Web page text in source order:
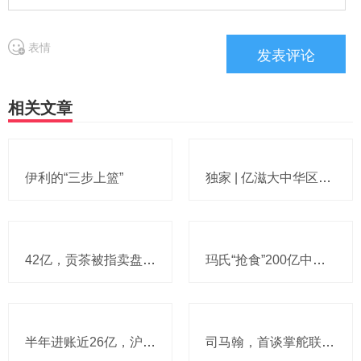
表情
相关文章
伊利的“三步上篮” 独家 | 亿滋大中华区市场与发展部“一号位”迎来新变动，曲向明将卸任
42亿，贡茶被指卖盘在即：有“新茶饮祖师爷”之称，贝恩资本拟接手 玛氏“抢食”200亿中国巧克力市场，多了个新筹码：首次引进新收购的Trü Frü，“冻干水果+巧克力”能成为零食新风口吗？
半年进账近26亿，沪上阿姨高层今天说：外卖点奶茶习惯不可逆，全年拟新开2000～3000店，咖啡杯量占比已稳在10%以上，茶瀑布对标蜜雪要改 司马翰，首谈掌舵联合利华往事：离任前与董事会确有分歧，对亲手任命的继任者充满信心，领导力是一段充满趣味的旅程